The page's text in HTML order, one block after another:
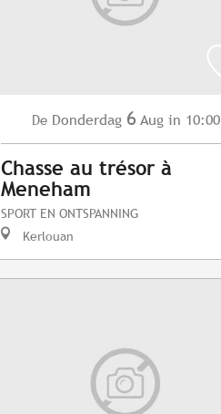
De Donderdag 6 Aug in 10:00
Chasse au trésor à
Meneham
SPORT EN ONTSPANNING
Kerlouan